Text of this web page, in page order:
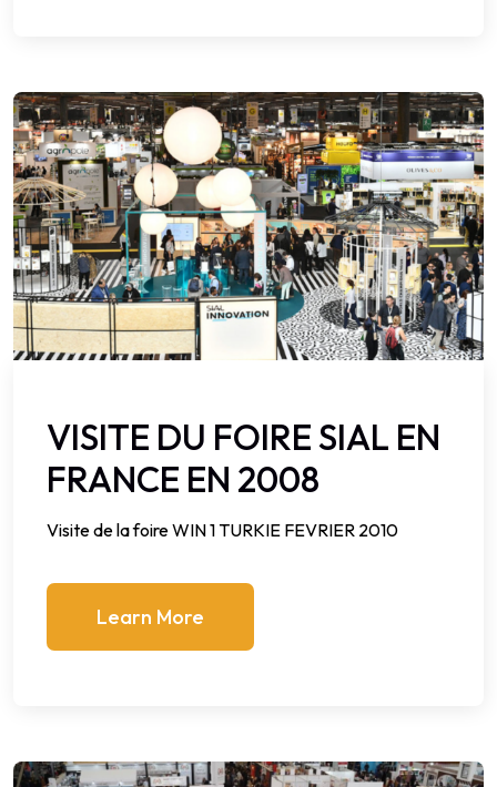
VISITE DU FOIRE SIAL EN
FRANCE EN 2008
Visite de la foire WIN 1 TURKIE FEVRIER 2010
Learn More